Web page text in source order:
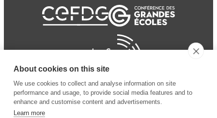
About cookies on this site
We use cookies to collect and analyse information on site
performance and usage, to provide social media features and to
enhance and customise content and advertisements.
Learn more